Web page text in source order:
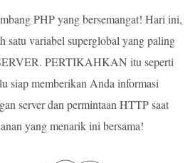
PHP yang bersemangat! Hari ini,
satu variabel superglobal yang paling
PERTIKAHKAN itu seperti
siap memberikan Anda informasi
server dan permintaan HTTP saat
yang menarik ini bersama!